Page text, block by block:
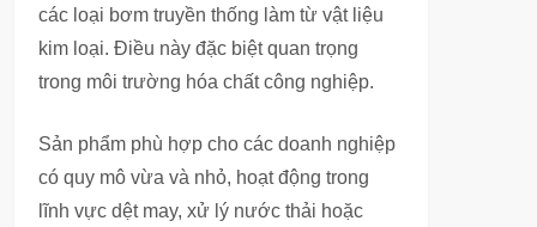
các loại bơm truyền thống làm từ vật liệu
kim loại. Điều này đặc biệt quan trọng
trong môi trường hóa chất công nghiệp.
Sản phẩm phù hợp cho các doanh nghiệp
có quy mô vừa và nhỏ, hoạt động trong
lĩnh vực dệt may, xử lý nước thải hoặc